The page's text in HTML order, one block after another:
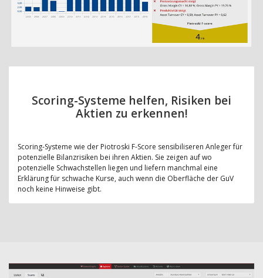
Scoring-Systeme helfen, Risiken bei
Aktien zu erkennen!
Scoring-Systeme wie der Piotroski F-Score sensibiliseren Anleger für
potenzielle Bilanzrisiken bei ihren Aktien. Sie zeigen auf wo
potenzielle Schwachstellen liegen und liefern manchmal eine
Erklärung für schwache Kurse, auch wenn die Oberfläche der GuV
noch keine Hinweise gibt.